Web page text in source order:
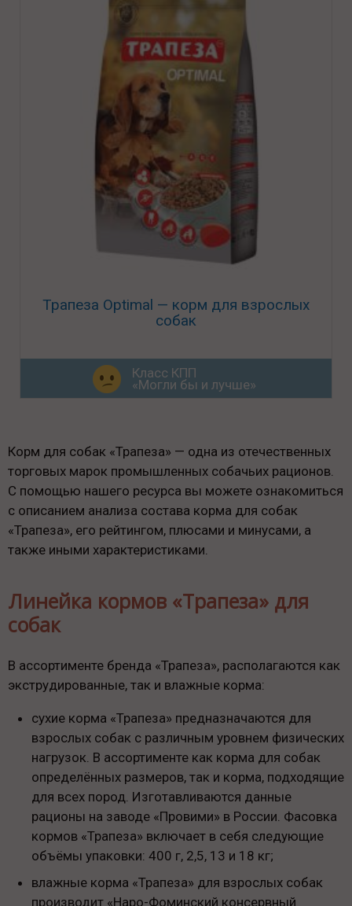
Трапеза Optimal — корм для взрослых
собак
Класс КПП
«Могли бы и лучше»
Корм для собак «Трапеза» — одна из отечественных
торговых марок промышленных собачьих рационов.
С помощью нашего ресурса вы можете ознакомиться
с описанием анализа состава корма для собак
«Трапеза», его рейтингом, плюсами и минусами, а
также иными характеристиками.
Линейка кормов «Трапеза» для
собак
В ассортименте бренда «Трапеза», располагаются как
экструдированные, так и влажные корма:
сухие корма «Трапеза» предназначаются для
взрослых собак с различным уровнем физических
нагрузок. В ассортименте как корма для собак
определённых размеров, так и корма, подходящие
для всех пород. Изготавливаются данные
рационы на заводе «Провими» в России. Фасовка
кормов «Трапеза» включает в себя следующие
объёмы упаковки: 400 г, 2,5, 13 и 18 кг;
влажные корма «Трапеза» для взрослых собак
производит «Наро-Фоминский консервный